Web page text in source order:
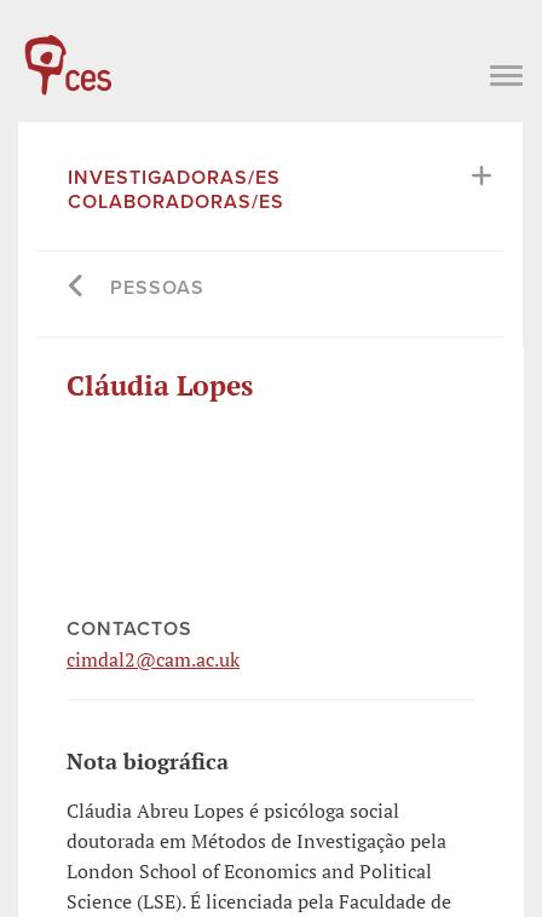
INVESTIGADORAS/ES
COLABORADORAS/ES
PESSOAS
Cláudia Lopes
CONTACTOS
cimdal2@cam.ac.uk
Nota biográfica
Cláudia Abreu Lopes é psicóloga social
doutorada em Métodos de Investigação pela
London School of Economics and Political
Science (LSE). É licenciada pela Faculdade de